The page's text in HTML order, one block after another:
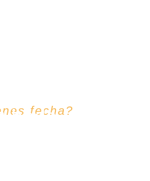
fecha?
boda aqui!